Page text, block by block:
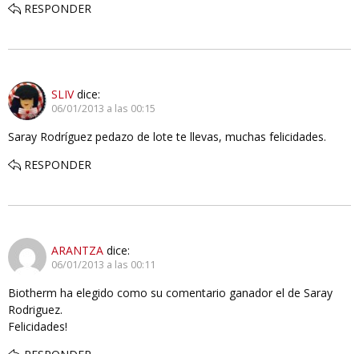
RESPONDER
SLIV dice:
06/01/2013 a las 00:15
Saray Rodríguez pedazo de lote te llevas, muchas felicidades.
RESPONDER
ARANTZA dice:
06/01/2013 a las 00:11
Biotherm ha elegido como su comentario ganador el de Saray
Rodriguez.
Felicidades!